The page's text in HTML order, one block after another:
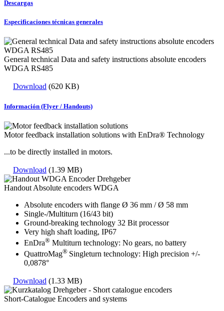
Descargas
Especificaciones técnicas generales
General technical Data and safety instructions absolute encoders
WDGA RS485
Download (620 KB)
Información (Flyer / Handouts)
Motor feedback installation solutions with EnDra® Technology
...to be directly installed in motors.
Download (1.39 MB)
Handout Absolute encoders WDGA
Absolute encoders with flange Ø 36 mm / Ø 58 mm
Single-/Multiturn (16/43 bit)
Ground-breaking technology 32 Bit processor
Very high shaft loading, IP67
EnDra® Multiturn technology: No gears, no battery
QuattroMag® Singleturn technology: High precision +/-
0,0878°
Download (1.33 MB)
Short-Catalogue Encoders and systems